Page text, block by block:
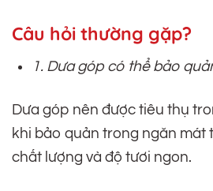
Câu hỏi thường gặp?
1. Dưa góp có thể bảo
Dưa góp nên được tiêu thụ
khi bảo quản trong ngăn mát
chất lượng và độ tươi ngon.